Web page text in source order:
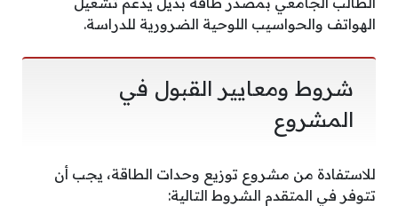
الهواتف والحواسيب اللوحية الضرورية للدراسة.
شروط ومعايير القبول في
المشروع
للاستفادة من مشروع توزيع وحدات الطاقة، يجب أن
تتوفر في المتقدم الشروط التالية: